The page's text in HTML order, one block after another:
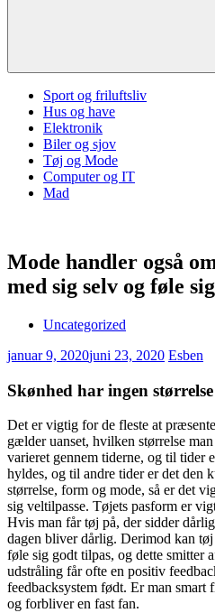
Sport og friluftsliv
Hus og have
Elektronik
Biler og sjov
Tøj og Mode
Computer og IT
Mad
Mode handler også
med sig selv og føle
Uncategorized
januar 9, 2020juni 23, 2020 Esben
Skønhed har ingen størrelse
Det er vigtig for de fleste at
gælder uanset, hvilken størrelse
varieret gennem tiderne, og til tider
hyldes, og til andre tider er det den
størrelse, form og mode, så er det
sig veltilpasse. Tøjets pasform er
Hvis man får tøj på, der sidder
dagen bliver dårlig. Derimod kan
føle sig godt tilpas, og dette smitter
udstråling får ofte en positiv
feedbacksystem født. Er man
og forbliver en fast fan.